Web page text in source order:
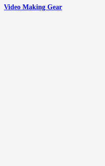
Video Making Gear